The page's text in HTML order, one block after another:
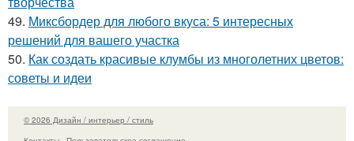
49. Миксбордер для любого вкуса: 5 интересных
решений для вашего участка
50. Как создать красивые клумбы из многолетних цветов:
советы и идеи
© 2026 Дизайн / интерьер / стиль